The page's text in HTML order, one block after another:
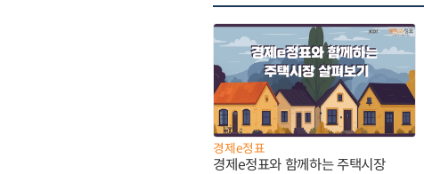
경제e정표
경제e정표와 함께하는 주택시장